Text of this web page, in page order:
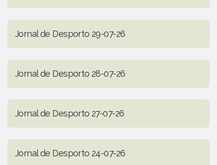
Jornal de Desporto 29-07-26
Jornal de Desporto 28-07-26
Jornal de Desporto 27-07-26
Jornal de Desporto 24-07-26